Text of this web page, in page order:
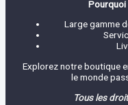
Pourquoi
Large gamme
Explorez notre boutique
le monde
Tous les